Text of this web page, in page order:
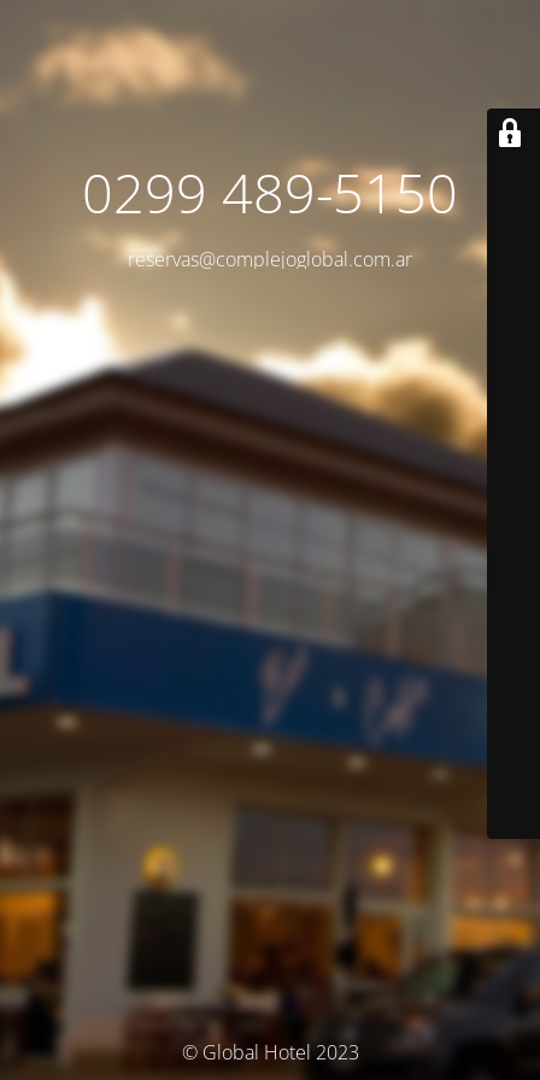
0299 489-5150
reservas@complejoglobal.com.ar
© Global Hotel 2023